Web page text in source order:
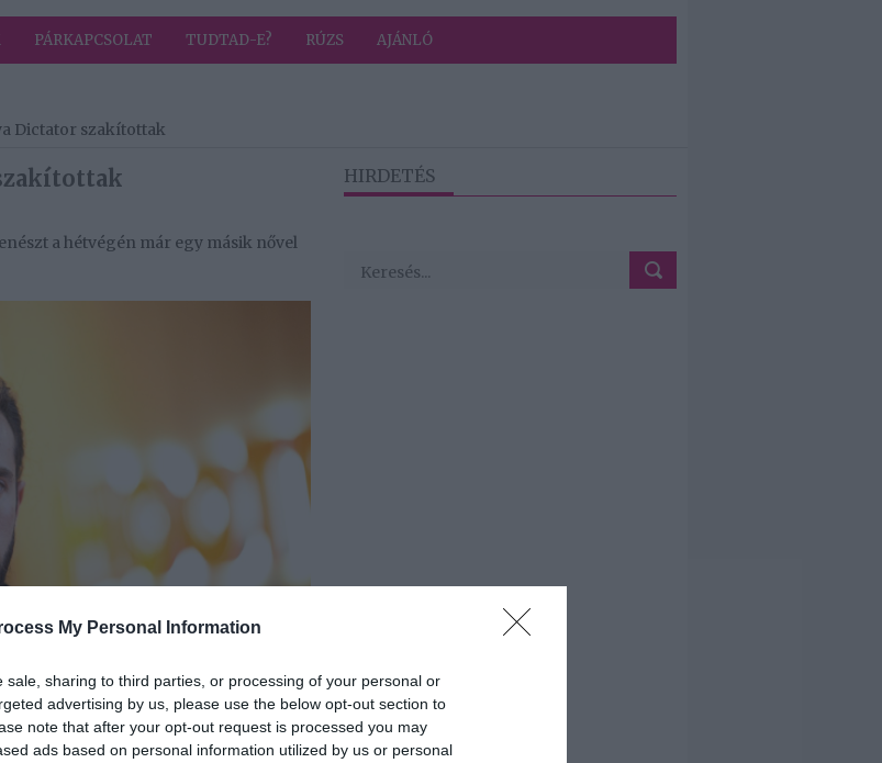
My Personal Information
sale, sharing to third parties, or processing of your personal or
advertising by us, please use the below opt-out section to
note that after your opt-out request is processed you may
ads based on personal information utilized by us or personal
PÁRKAPCSOLAT TUDTAD-E? RÚZS AJÁNLÓ
Dictator szakítottak
a hétvégén már egy másik nővel
HIRDETÉS